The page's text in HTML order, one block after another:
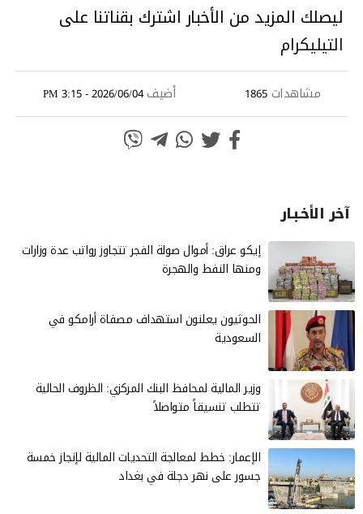
ليصلك المزيد من الأخبار اشترك بقناتنا على
التيليكرام
مشاهدات 1865 أضيف2026/06/04 - 3:15 PM
آخر الأخـبـار
إيكو عراق: أموال صولة الفجر تتجاوز رواتب عدة وزارات
ومنها النفط والهجرة
الحوثيون يعلنون استهداف مصفاة أرامكو في
السعودية
وزير المالية لمحافظ البنك المركزي: الظروف الحالية
تتطلب تنسيقاً متواصلاً
الإعمار: خطط لمعالجة التحديات المالية لإنجاز خمسة
جسور على نهر دجلة في بغداد